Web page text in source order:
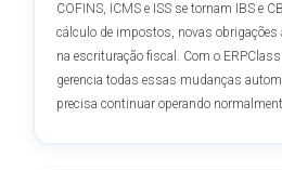
COFINS, ICMS e ISS se tornam IBS e
cálculo de impostos, novas
na escrituração fiscal. Com o
gerencia todas essas mudanças
precisa continuar operando